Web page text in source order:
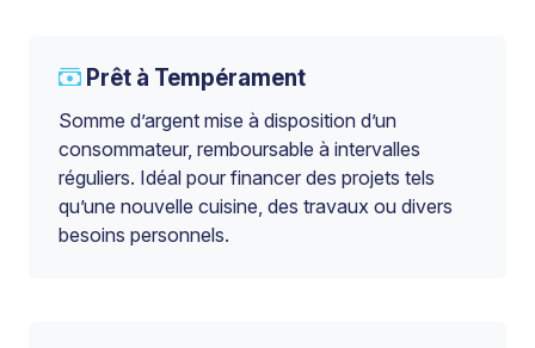
Prêt à Tempérament
Somme d’argent mise à disposition d’un
consommateur, remboursable à intervalles
réguliers. Idéal pour financer des projets tels
qu’une nouvelle cuisine, des travaux ou divers
besoins personnels.